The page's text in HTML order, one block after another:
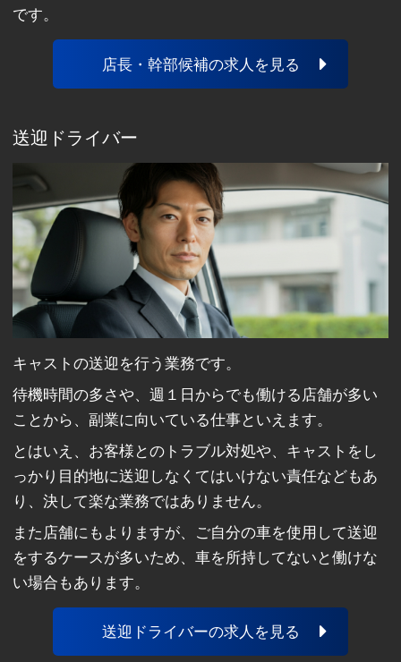
です。
店長・幹部候補の求人を見る
送迎ドライバー
キャストの送迎を行う業務です。
待機時間の多さや、週１日からでも働ける店舗が多い
ことから、副業に向いている仕事といえます。
とはいえ、お客様とのトラブル対処や、キャストをし
っかり目的地に送迎しなくてはいけない責任などもあ
り、決して楽な業務ではありません。
また店舗にもよりますが、ご自分の車を使用して送迎
をするケースが多いため、車を所持してないと働けな
い場合もあります。
送迎ドライバーの求人を見る